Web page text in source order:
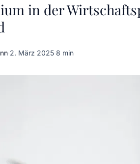
in der
·2. März 2025·8 min